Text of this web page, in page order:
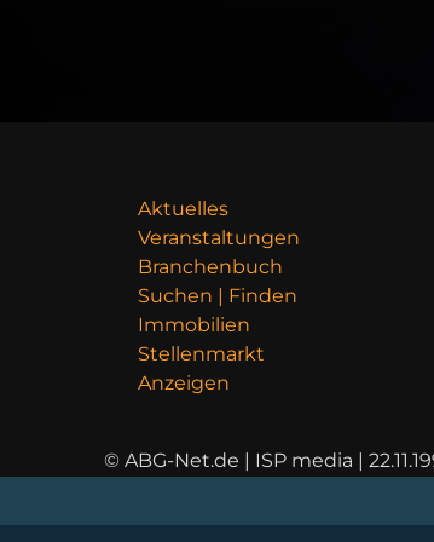
Aktuelles
Veranstaltungen
Branchenbuch
Suchen | Finden
Immobilien
Stellenmarkt
Anzeigen
© ABG-Net.de | ISP media |